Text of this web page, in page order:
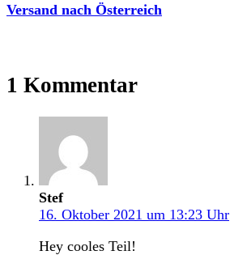
Versand nach Österreich
1 Kommentar
Stef
16. Oktober 2021 um 13:23 Uhr
Hey cooles Teil!